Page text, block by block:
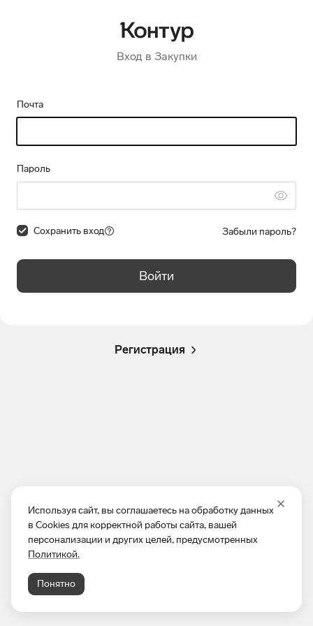
Используя сайт, вы соглашаетесь на обработку данных
в Cookies для корректной работы сайта, вашей
персонализации и других целей, предусмотренных
Политикой.
Понятно
Вход в Закупки
Почта
Пароль
Сохранить вход Забыли пароль?
Войти
Регистрация